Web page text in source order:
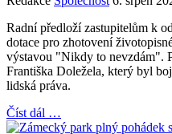
Radní předloží zastupitelům k
dotace pro zhotovení
výstavou "Nikdy to nevzdám".
Františka Doležela, který byl
lidská práva.
Číst dál …